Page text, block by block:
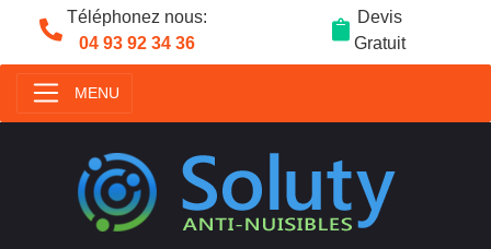
Téléphonez nous:
04 93 92 34 36
Devis
Gratuit
MENU